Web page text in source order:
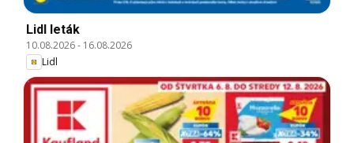
Lidl leták
10.08.2026- 16.08.2026
Lidl